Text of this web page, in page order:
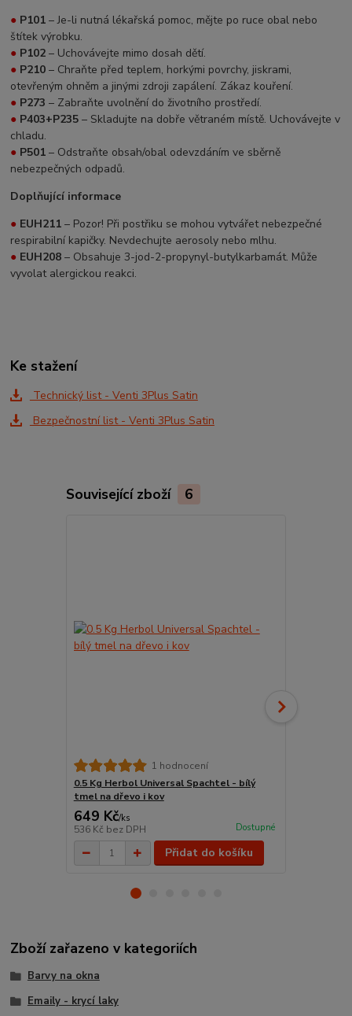
● P101 – Je-li nutná lékařská pomoc, mějte po ruce obal nebo
štítek výrobku.
● P102 – Uchovávejte mimo dosah dětí.
● P210 – Chraňte před teplem, horkými povrchy, jiskrami,
otevřeným ohněm a jinými zdroji zapálení. Zákaz kouření.
● P273 – Zabraňte uvolnění do životního prostředí.
● P403+P235 – Skladujte na dobře větraném místě. Uchovávejte v
chladu.
● P501 – Odstraňte obsah/obal odevzdáním ve sběrně
nebezpečných odpadů.
Doplňující informace
● EUH211 – Pozor! Při postřiku se mohou vytvářet nebezpečné
respirabilní kapičky. Nevdechujte aerosoly nebo mlhu.
● EUH208 – Obsahuje 3-jod-2-propynyl-butylkarbamát. Může
vyvolat alergickou reakci.
Ke stažení
Technický list - Venti 3Plus Satin
Bezpečnostní list - Venti 3Plus Satin
Související zboží 6
1 hodnocení
0.5 Kg Herbol Universal Spachtel - bílý
tmel na dřevo i kov
649 Kč/ks
536 Kč bez DPH Dostupné
Přidat do košíku
Zboží zařazeno v kategoriích
Barvy na okna
Emaily - krycí laky